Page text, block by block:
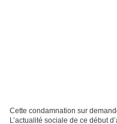
Cette condamnation sur
L’actualité sociale de ce début